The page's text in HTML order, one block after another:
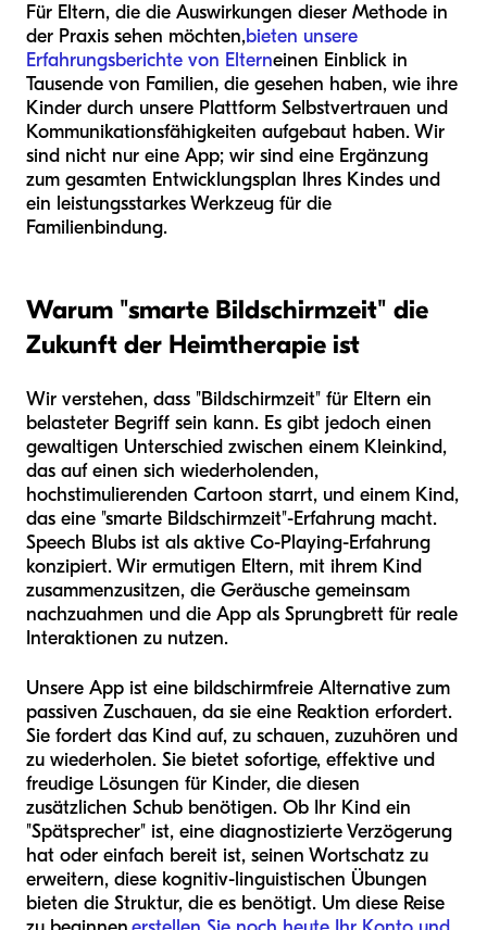
Für Eltern, die die Auswirkungen dieser Methode in
der Praxis sehen möchten,bieten unsere
Erfahrungsberichte von Elterneinen Einblick in
Tausende von Familien, die gesehen haben, wie ihre
Kinder durch unsere Plattform Selbstvertrauen und
Kommunikationsfähigkeiten aufgebaut haben. Wir
sind nicht nur eine App; wir sind eine Ergänzung
zum gesamten Entwicklungsplan Ihres Kindes und
ein leistungsstarkes Werkzeug für die
Familienbindung.
Warum "smarte Bildschirmzeit" die
Zukunft der Heimtherapie ist
Wir verstehen, dass "Bildschirmzeit" für Eltern ein
belasteter Begriff sein kann. Es gibt jedoch einen
gewaltigen Unterschied zwischen einem Kleinkind,
das auf einen sich wiederholenden,
hochstimulierenden Cartoon starrt, und einem Kind,
das eine "smarte Bildschirmzeit"-Erfahrung macht.
Speech Blubs ist als aktive Co-Playing-Erfahrung
konzipiert. Wir ermutigen Eltern, mit ihrem Kind
zusammenzusitzen, die Geräusche gemeinsam
nachzuahmen und die App als Sprungbrett für reale
Interaktionen zu nutzen.
Unsere App ist eine bildschirmfreie Alternative zum
passiven Zuschauen, da sie eine Reaktion erfordert.
Sie fordert das Kind auf, zu schauen, zuzuhören und
zu wiederholen. Sie bietet sofortige, effektive und
freudige Lösungen für Kinder, die diesen
zusätzlichen Schub benötigen. Ob Ihr Kind ein
"Spätsprecher" ist, eine diagnostizierte Verzögerung
hat oder einfach bereit ist, seinen Wortschatz zu
erweitern, diese kognitiv-linguistischen Übungen
bieten die Struktur, die es benötigt. Um diese Reise